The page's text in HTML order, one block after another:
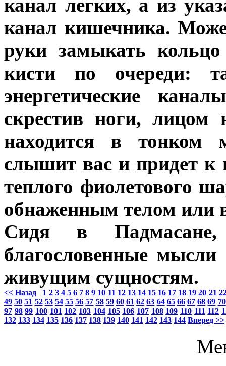
канал легких, а из
канал кишечника.
руки замыкать
кисти по очереди:
энергетические
скрестив ноги, лицом
находится в тонком
слышит вас и придет к
теплого фиолетового
обнаженным телом или
Сидя в
благословенные
живущим сущностям.
<< Назад 1 2 3 4 5 6 7 8 9 10 11 12 13 14 15 16 17 18 19 20 21
49 50 51 52 53 54 55 56 57 58 59 60 61 62 63 64 65 66 67 68 69 70
97 98 99 100 101 102 103 104 105 106 107 108 109 110 111 112
132 133 134 135 136 137 138 139 140 141 142 143 144 Вперед >>